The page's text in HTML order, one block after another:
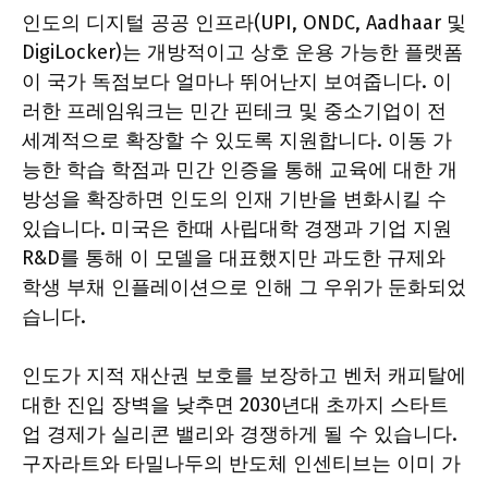
인도의 디지털 공공 인프라(UPI, ONDC, Aadhaar 및
DigiLocker)는 개방적이고 상호 운용 가능한 플랫폼
이 국가 독점보다 얼마나 뛰어난지 보여줍니다. 이
러한 프레임워크는 민간 핀테크 및 중소기업이 전
세계적으로 확장할 수 있도록 지원합니다. 이동 가
능한 학습 학점과 민간 인증을 통해 교육에 대한 개
방성을 확장하면 인도의 인재 기반을 변화시킬 수
있습니다. 미국은 한때 사립대학 경쟁과 기업 지원
R&D를 통해 이 모델을 대표했지만 과도한 규제와
학생 부채 인플레이션으로 인해 그 우위가 둔화되었
습니다.
인도가 지적 재산권 보호를 보장하고 벤처 캐피탈에
대한 진입 장벽을 낮추면 2030년대 초까지 스타트
업 경제가 실리콘 밸리와 경쟁하게 될 수 있습니다.
구자라트와 타밀나두의 반도체 인센티브는 이미 가